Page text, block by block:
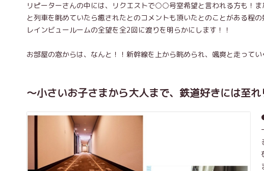
リピーターさんの中には、リクエストで○○号室希望と言われる方も！
と列車を眺めていたら癒されたとのコメントも頂いたとのことがある程
レインビュールームの全望を全2回に渡りを明らかにします！！
お部屋の窓からは、なんと！！新幹線を上から眺められ、颯爽と走ってい
～小さいお子さまから大人まで、鉄道好きには至